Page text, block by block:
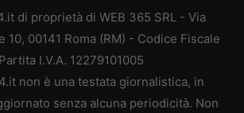
di proprietà di WEB 365 SRL - Via
10, 00141 Roma (RM) - Codice Fiscale
I.V.A. 12279101005
non è una testata giornalistica, in
senza alcuna periodicità. Non